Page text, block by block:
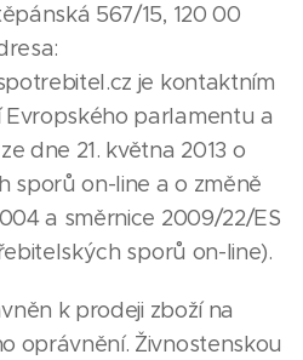
567/15, 120 00
je kontaktním
parlamentu a
dne 21. května 2013 o
sporů on-line a o změně
a směrnice 2009/22/ES
sporů on-line).
k prodeji zboží na
oprávnění. Živnostenskou